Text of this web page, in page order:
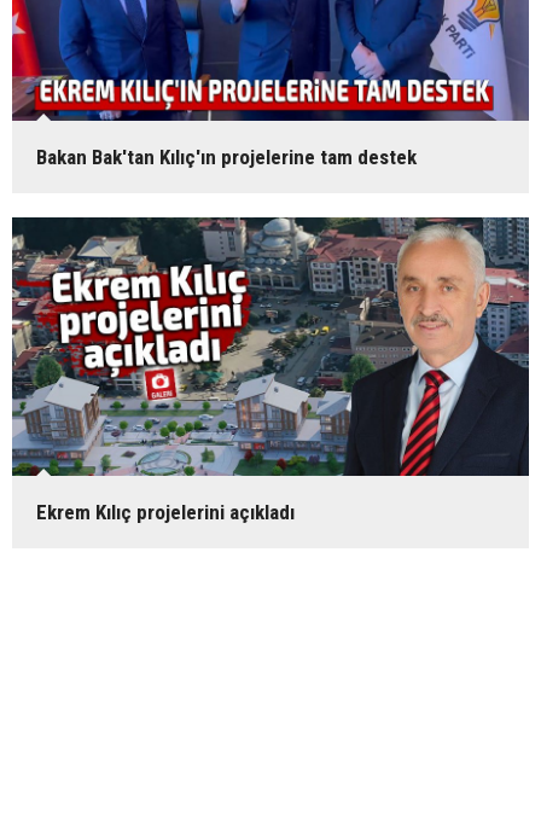
Bakan Bak'tan Kılıç'ın projelerine tam destek
Ekrem Kılıç projelerini açıkladı